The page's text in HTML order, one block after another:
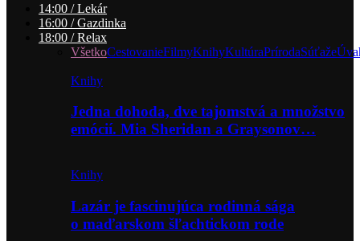
14:00 / Lekár
16:00 / Gazdinka
18:00 / Relax
VšetkoCestovanieFilmyKnihyKultúraPrírodaSúťaže
Knihy
Jedna dohoda, dve tajomstvá a množstvo
emócií. Mia Sheridan a Graysonov…
Knihy
Lazár je fascinujúca rodinná sága
o maďarskom šľachtickom rode